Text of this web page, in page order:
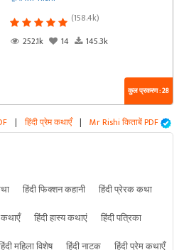
(158.4k)
252.1k
14 145.3k
कुल प्रकरण : 28
| हिंदी प्रेम कथाएँ | Mr Rishi किताबें PDF
हिंदी फिक्शन कहानी
हिंदी प्रेरक कथा
कथाएँ हिंदी हास्य कथाएं
हिंदी पत्रिका
महिला विशेष हिंदी नाटक
हिंदी प्रेम कथाएँ